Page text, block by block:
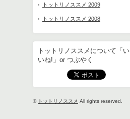
トットリノススメ 2009
トットリノススメ 2008
トットリノススメについて「い
いね!」or つぶやく
© トットリノススメ All rights reserved.